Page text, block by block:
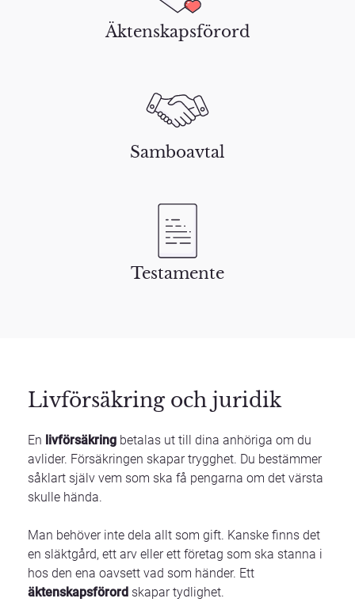
Äktenskapsförord
Samboavtal
Testamente
Livförsäkring och juridik
En livförsäkring betalas ut till dina anhöriga om du
avlider. Försäkringen skapar trygghet. Du bestämmer
såklart själv vem som ska få pengarna om det värsta
skulle hända.
Man behöver inte dela allt som gift. Kanske finns det
en släktgård, ett arv eller ett företag som ska stanna i
hos den ena oavsett vad som händer. Ett
äktenskapsförord skapar tydlighet.